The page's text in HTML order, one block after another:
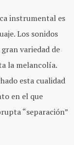
instrumental es
Los sonidos
variedad de
la melancolía.
esta cualidad
en el que
“separación”